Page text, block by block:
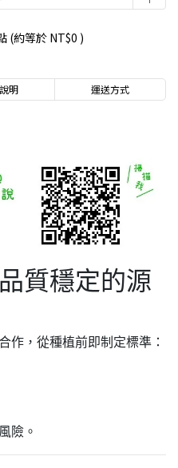
(約等於NT$0 )
明 運送方式
質穩定的源
作，從種植前即制定標準：
險。